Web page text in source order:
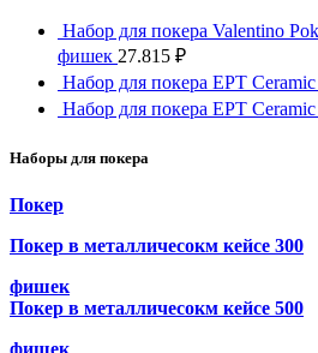
Набор для покера Valentino
фишек 27.815 ₽
Набор для покера EPT
Набор для покера EPT
Наборы для покера
Покер
Покер в металличесокм кейсе 300
фишек
Покер в металличесокм кейсе 500
фишек